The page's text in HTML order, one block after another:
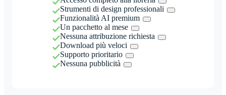
Strumenti di design professionali
Funzionalità AI premium
Un pacchetto al mese
Nessuna attribuzione richiesta
Download più veloci
Supporto prioritario
Nessuna pubblicità